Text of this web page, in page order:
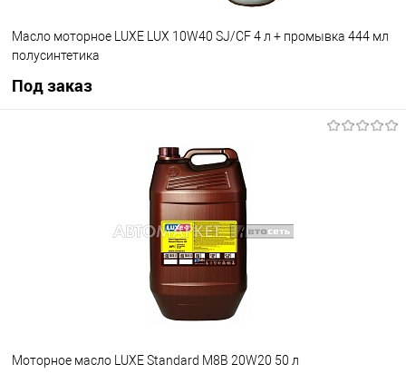
Масло моторное LUXE LUX 10W40 SJ/CF 4 л + промывка 444 мл
полусинтетика
Под заказ
Под заказ
Моторное масло LUXE Standard М8В 20W20 50 л